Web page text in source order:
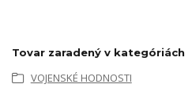
Tovar zaradený v kategóriách
VOJENSKÉ HODNOSTI